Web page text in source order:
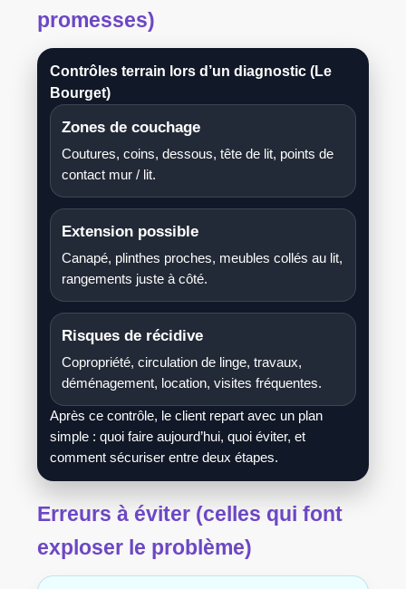
promesses)
Contrôles terrain lors d’un diagnostic (Le
Bourget)
Zones de couchage
Coutures, coins, dessous, tête de lit, points de
contact mur / lit.
Extension possible
Canapé, plinthes proches, meubles collés au lit,
rangements juste à côté.
Risques de récidive
Copropriété, circulation de linge, travaux,
déménagement, location, visites fréquentes.
Après ce contrôle, le client repart avec un plan
simple : quoi faire aujourd’hui, quoi éviter, et
comment sécuriser entre deux étapes.
Erreurs à éviter (celles qui font
exploser le problème)